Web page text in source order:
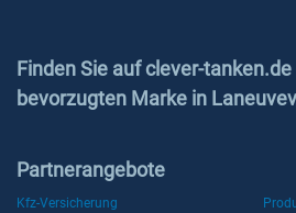
Finden Sie auf clever-
bevorzugten Marke in
Partnerangebote
Kfz-Versicherung